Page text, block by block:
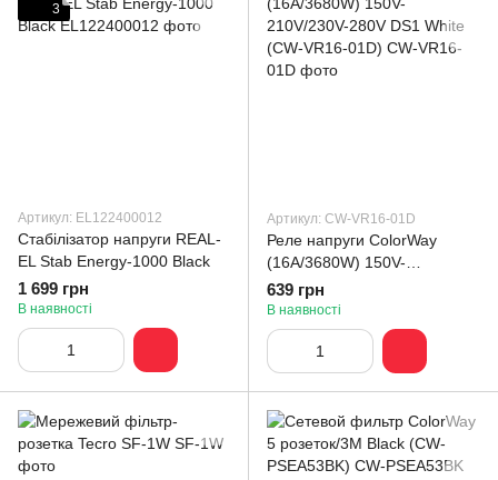
3
Артикул: EL122400012
Стабілізатор напруги REAL-
EL Stab Energy-1000 Black
1 699 грн
В наявності
Артикул: CW-VR16-01D
Реле напруги ColorWay
(16A/3680W) 150V-
210V/230V-280V DS1 White
(CW-VR16-01D)
639 грн
В наявності